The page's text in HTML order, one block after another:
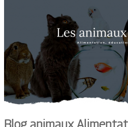
Blog animaux